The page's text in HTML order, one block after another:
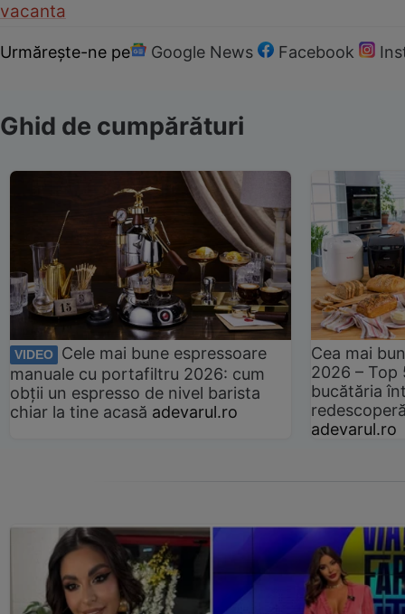
vacanta
Urmărește-ne pe Google News Facebook
Ghid de cumpărături
VIDEO
Cele mai bune espressoare
manuale cu portafiltru 2026: cum
obții un espresso de nivel barista
chiar la tine acasă adevarul.ro
Cea mai
2026 –
bucătăria
adevarul.ro